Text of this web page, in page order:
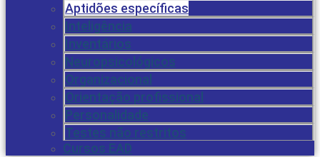
Aptidões específicas
Inteligência
Inventários
Neuropsicológicos
Organizacional
Orientação profissional
Personalidade
Testes não restritos
Cursos EAD